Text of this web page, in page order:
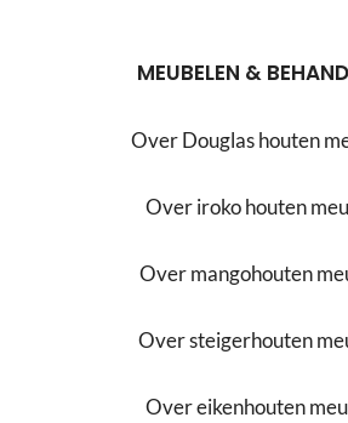
MEUBELEN &
Over Douglas houten
Over iroko houten
Over mangohouten
Over steigerhouten
Over eikenhouten